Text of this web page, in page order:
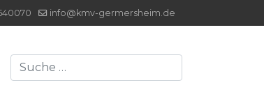
info@kmv-germersheim.de
Suchen